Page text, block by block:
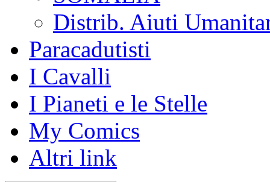
Distrib. Aiuti
Paracadutisti
I Cavalli
I Pianeti e le Stelle
My Comics
Altri link